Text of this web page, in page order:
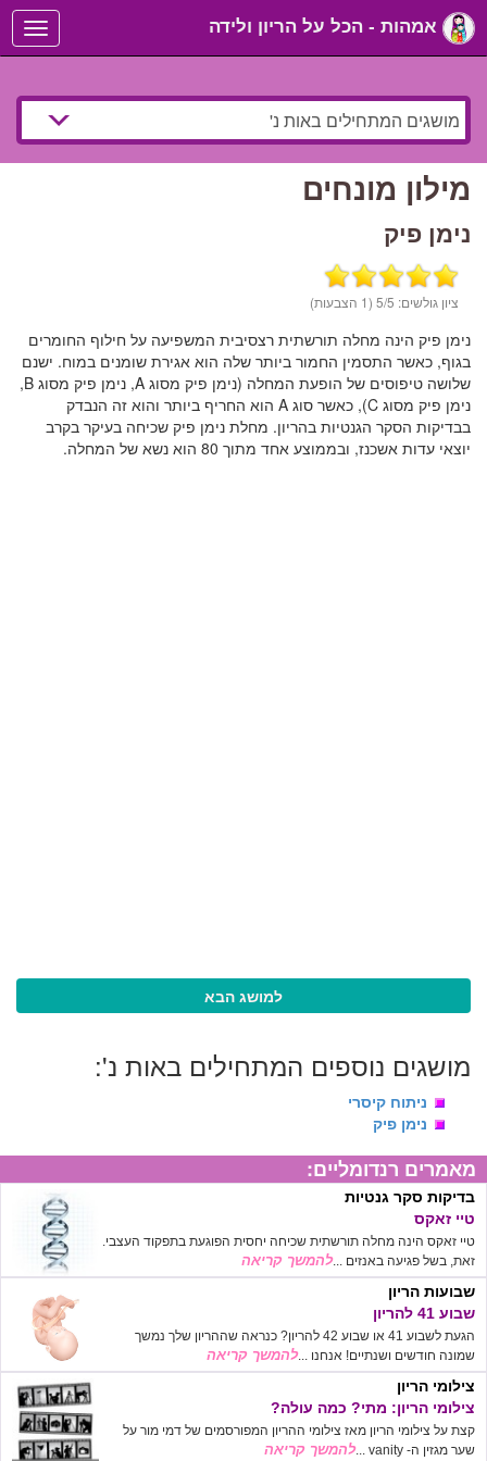
Toggle
navigation
מילון מונחים
נימן פיק
ציון גולשים: 5/5 (1 הצבעות)
נימן פיק הינה מחלה תורשתית רצסיבית המשפיעה על חילוף החומרים
בגוף, כאשר התסמין החמור ביותר שלה הוא אגירת שומנים במוח. ישנם
שלושה טיפוסים של הופעת המחלה (נימן פיק מסוג A, נימן פיק מסוג B,
נימן פיק מסוג C), כאשר סוג A הוא החריף ביותר והוא זה הנבדק
בבדיקות הסקר הגנטיות בהריון. מחלת נימן פיק שכיחה בעיקר בקרב
יוצאי עדות אשכנז, ובממוצע אחד מתוך 80 הוא נשא של המחלה.
למושג הבא
מושגים נוספים המתחילים באות נ':
ניתוח קיסרי
נימן פיק
מאמרים רנדומליים:
בדיקות סקר גנטיות
טיי זאקס
טיי זאקס הינה מחלה תורשתית שכיחה יחסית הפוגעת בתפקוד העצבי.
זאת, בשל פגיעה באנזים ...להמשך קריאה
שבועות הריון
שבוע 41 להריון
הגעת לשבוע 41 או שבוע 42 להריון? כנראה שההריון שלך נמשך
שמונה חודשים ושנתיים! אנחנו ...להמשך קריאה
צילומי הריון
צילומי הריון: מתי? כמה עולה?
קצת על צילומי הריון מאז צילומי ההריון המפורסמים של דמי מור על
שער מגזין ה- vanity ...
להמשך קריאה